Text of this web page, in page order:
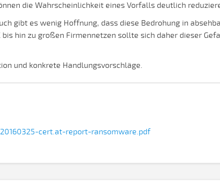
die Wahrscheinlichkeit eines Vorfalls deutlich
gibt es wenig Hoffnung, dass diese Bedrohung in
hin zu großen Firmennetzen sollte sich daher dieser
und konkrete Handlungsvorschläge.
cert.at-report-ransomware.pdf